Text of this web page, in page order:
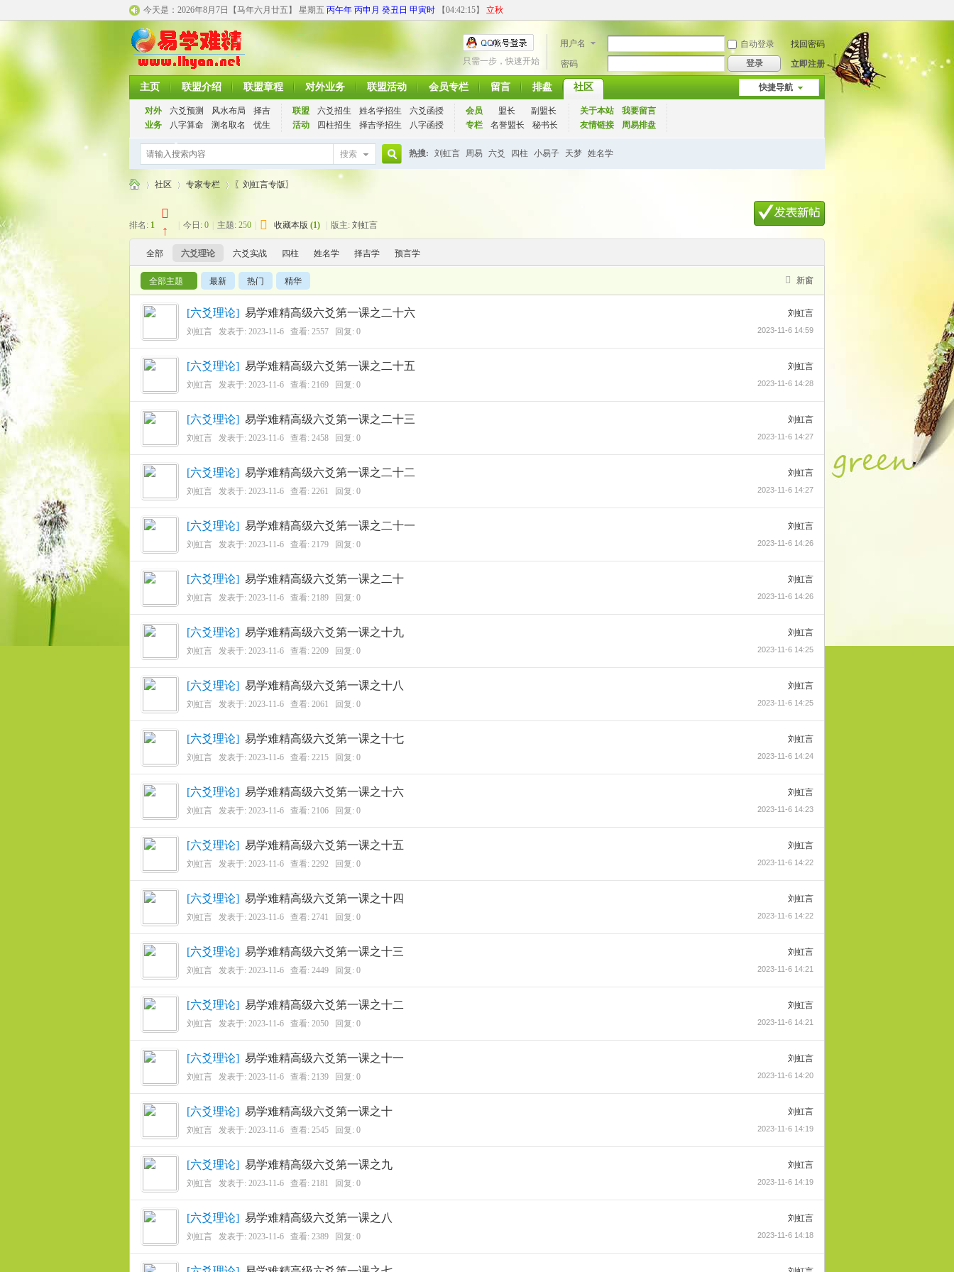
今天是： 2026年8月7日【马年六月廿五】 星期五 丙午年 丙申月 癸丑日 甲寅时 【04:42:15】 立秋
用户名 自动登录
找回密码
密码
登录 立即注册
只需一步，快速开始
快捷导航
主页 联盟介绍 联盟章程 对外业务 联盟活动 会员专栏 留言 排盘 社区
对外 六爻预测 风水布局
择吉
业务
八字算命 测名取名 优生
联盟 六爻招生 姓名学招生
六爻函授
活动
四柱招生 择吉学招生 八字函授
会员 盟长
副盟长
专栏
名誉盟长 秘书长
关于本站
我要留言
友情链接
周易排盘
搜索 热搜: 刘虹言 周易 六爻 四柱 小易子 天梦 姓名学
社区 专家专栏 〖刘虹言专版〗
排名: 1 ↑ 今日: 0 主题: 250 收藏本版 (1) 版主: 刘虹言
全部 六爻理论 六爻实战 四柱 姓名学 择吉学 预言学
新窗
全部主题 最新 热门 精华
[六爻理论] 易学难精高级六爻第一课之二十六
刘虹言 发表于: 2023-11-6 查看: 2557 回复: 0
刘虹言
2023-11-6 14:59
[六爻理论] 易学难精高级六爻第一课之二十五
刘虹言 发表于: 2023-11-6 查看: 2169 回复: 0
刘虹言
2023-11-6 14:28
[六爻理论] 易学难精高级六爻第一课之二十三
刘虹言 发表于: 2023-11-6 查看: 2458 回复: 0
刘虹言
2023-11-6 14:27
[六爻理论] 易学难精高级六爻第一课之二十二
刘虹言 发表于: 2023-11-6 查看: 2261 回复: 0
刘虹言
2023-11-6 14:27
[六爻理论] 易学难精高级六爻第一课之二十一
刘虹言 发表于: 2023-11-6 查看: 2179 回复: 0
刘虹言
2023-11-6 14:26
[六爻理论] 易学难精高级六爻第一课之二十
刘虹言 发表于: 2023-11-6 查看: 2189 回复: 0
刘虹言
2023-11-6 14:26
[六爻理论] 易学难精高级六爻第一课之十九
刘虹言 发表于: 2023-11-6 查看: 2209 回复: 0
刘虹言
2023-11-6 14:25
[六爻理论] 易学难精高级六爻第一课之十八
刘虹言 发表于: 2023-11-6 查看: 2061 回复: 0
刘虹言
2023-11-6 14:25
[六爻理论] 易学难精高级六爻第一课之十七
刘虹言 发表于: 2023-11-6 查看: 2215 回复: 0
刘虹言
2023-11-6 14:24
[六爻理论] 易学难精高级六爻第一课之十六
刘虹言 发表于: 2023-11-6 查看: 2106 回复: 0
刘虹言
2023-11-6 14:23
[六爻理论] 易学难精高级六爻第一课之十五
刘虹言 发表于: 2023-11-6 查看: 2292 回复: 0
刘虹言
2023-11-6 14:22
[六爻理论] 易学难精高级六爻第一课之十四
刘虹言 发表于: 2023-11-6 查看: 2741 回复: 0
刘虹言
2023-11-6 14:22
[六爻理论] 易学难精高级六爻第一课之十三
刘虹言 发表于: 2023-11-6 查看: 2449 回复: 0
刘虹言
2023-11-6 14:21
[六爻理论] 易学难精高级六爻第一课之十二
刘虹言 发表于: 2023-11-6 查看: 2050 回复: 0
刘虹言
2023-11-6 14:21
[六爻理论] 易学难精高级六爻第一课之十一
刘虹言 发表于: 2023-11-6 查看: 2139 回复: 0
刘虹言
2023-11-6 14:20
[六爻理论] 易学难精高级六爻第一课之十
刘虹言 发表于: 2023-11-6 查看: 2545 回复: 0
刘虹言
2023-11-6 14:19
[六爻理论] 易学难精高级六爻第一课之九
刘虹言 发表于: 2023-11-6 查看: 2181 回复: 0
刘虹言
2023-11-6 14:19
[六爻理论] 易学难精高级六爻第一课之八
刘虹言 发表于: 2023-11-6 查看: 2389 回复: 0
刘虹言
2023-11-6 14:18